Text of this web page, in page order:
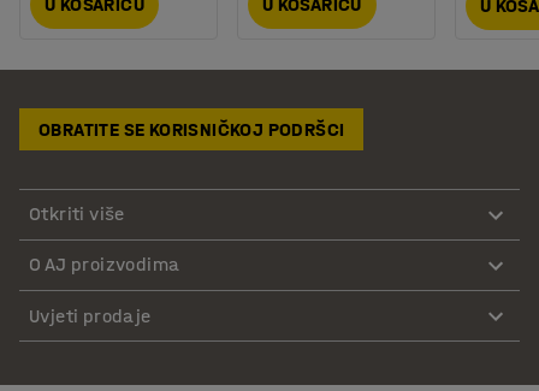
U KOŠARICU U KOŠARICU U
OBRATITE SE KORISNIČKOJ PODRŠCI
Otkriti više
O AJ proizvodima
Uvjeti prodaje